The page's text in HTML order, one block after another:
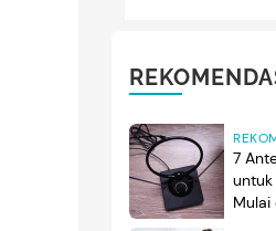
7
untuk
Mulai